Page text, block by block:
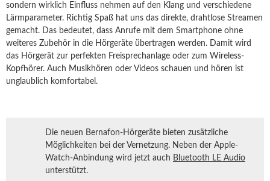
sondern wirklich Einfluss nehmen auf den Klang und verschiedene
Lärmparameter. Richtig Spaß hat uns das direkte, drahtlose Streamen
gemacht. Das bedeutet, dass Anrufe mit dem Smartphone ohne
weiteres Zubehör in die Hörgeräte übertragen werden. Damit wird
das Hörgerät zur perfekten Freisprechanlage oder zum Wireless-
Kopfhörer. Auch Musikhören oder Videos schauen und hören ist
unglaublich komfortabel.
Die neuen Bernafon-Hörgeräte bieten zusätzliche
Möglichkeiten bei der Vernetzung. Neben der Apple-
Watch-Anbindung wird jetzt auch Bluetooth LE Audio
unterstützt.